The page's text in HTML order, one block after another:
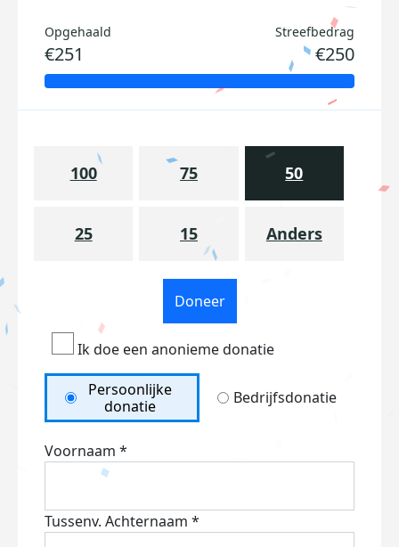
Opgehaald
€251
Streefbedrag
€250
100 75 50
25 15 Anders
Doneer
Ik doe een anonieme donatie
Persoonlijke
donatie
Bedrijfsdonatie
Voornaam *
Tussenv. Achternaam *